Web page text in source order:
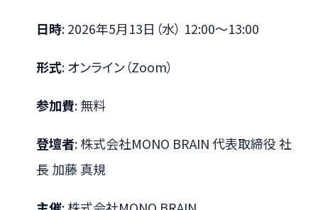
日時: 2026年5月13日（水） 12:00～13:00
形式: オンライン（Zoom）
参加費: 無料
登壇者: 株式会社MONO BRAIN 代表取締役 社
長 加藤 真規